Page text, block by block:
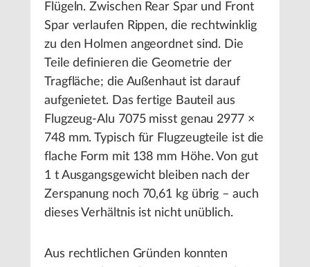
Flügeln. Zwischen Rear Spar und Front
Spar verlaufen Rippen, die rechtwinklig
zu den Holmen angeordnet sind. Die
Teile definieren die Geometrie der
Tragfläche; die Außenhaut ist darauf
aufgenietet. Das fertige Bauteil aus
Flugzeug-Alu 7075 misst genau 2977 ×
748 mm. Typisch für Flugzeugteile ist die
flache Form mit 138 mm Höhe. Von gut
1 t Ausgangsgewicht bleiben nach der
Zerspanung noch 70,61 kg übrig – auch
dieses Verhältnis ist nicht unüblich.
Aus rechtlichen Gründen konnten